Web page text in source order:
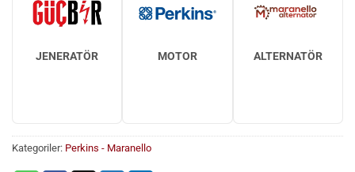
JENERATÖR MOTOR ALTERNATÖR
Kategoriler: Perkins - Maranello